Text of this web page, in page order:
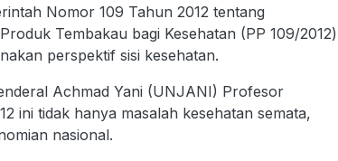
Nomor 109 Tahun 2012 tentang
Tembakau bagi Kesehatan (PP 109/2012)
perspektif sisi kesehatan.
Achmad Yani (UNJANI) Profesor
ini tidak hanya masalah kesehatan semata,
nasional.